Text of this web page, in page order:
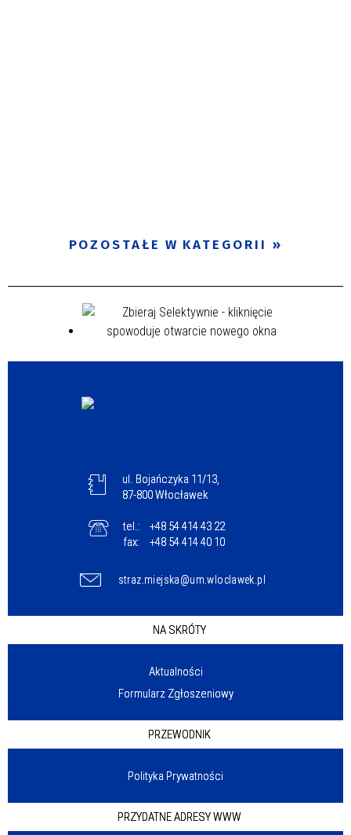
POZOSTAŁE W KATEGORII
ul. Bojańczyka 11/13,
87-800 Włocławek
tel.:
+48 54 414 43 22
fax:
+48 54 414 40 10
straz.miejska@um.wloclawek.pl
NA SKRÓTY
Aktualności
Formularz Zgłoszeniowy
PRZEWODNIK
Polityka Prywatności
PRZYDATNE ADRESY WWW